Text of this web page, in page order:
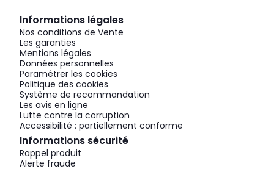
Informations légales
Nos conditions de Vente
Les garanties
Mentions légales
Données personnelles
Paramétrer les cookies
Politique des cookies
Système de recommandation
Les avis en ligne
Lutte contre la corruption
Accessibilité : partiellement conforme
Informations sécurité
Rappel produit
Alerte fraude